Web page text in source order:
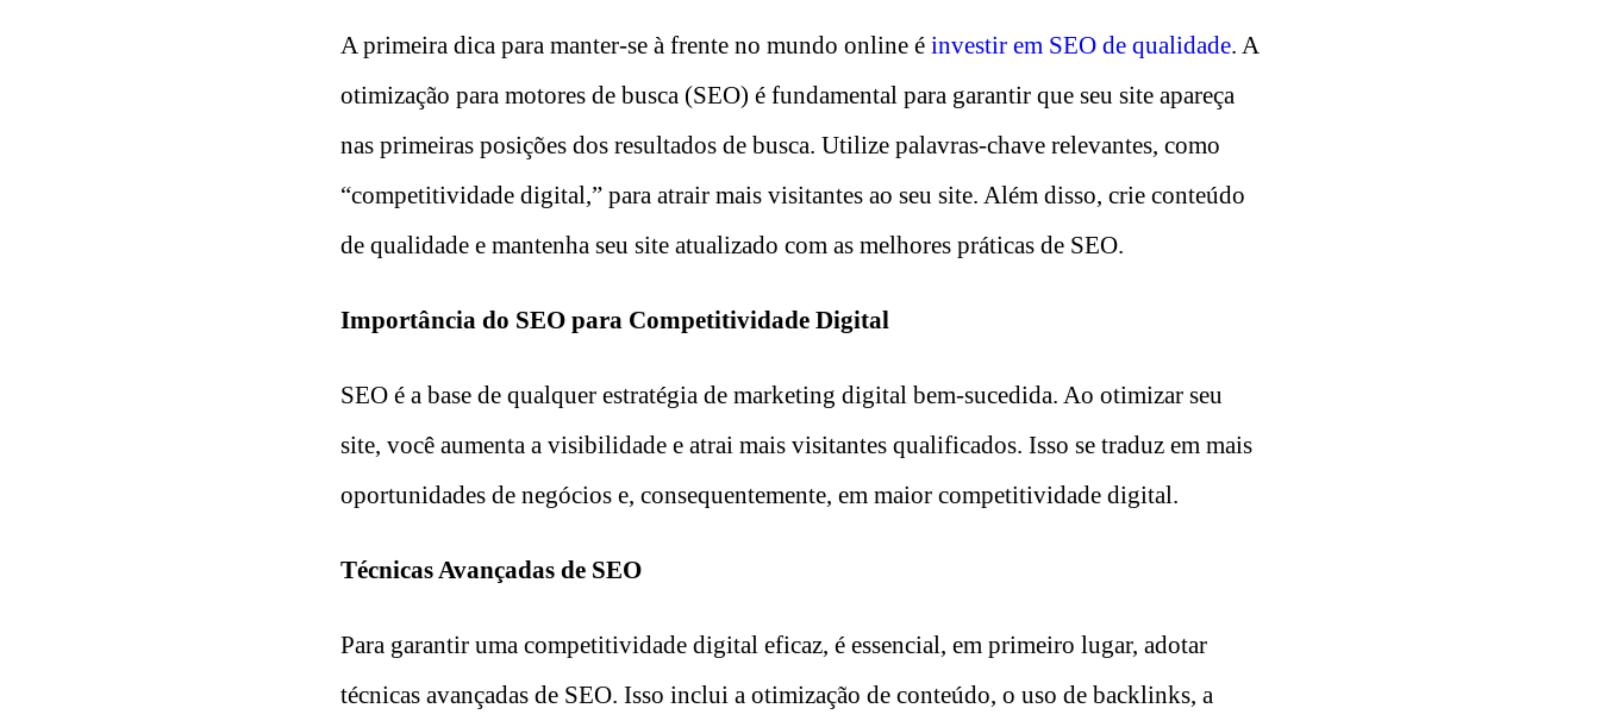
A primeira dica para manter-se à frente no mundo online é investir em SEO de qualidade. A
otimização para motores de busca (SEO) é fundamental para garantir que seu site apareça
nas primeiras posições dos resultados de busca. Utilize palavras-chave relevantes, como
“competitividade digital,” para atrair mais visitantes ao seu site. Além disso, crie conteúdo
de qualidade e mantenha seu site atualizado com as melhores práticas de SEO.
Importância do SEO para Competitividade Digital
SEO é a base de qualquer estratégia de marketing digital bem-sucedida. Ao otimizar seu
site, você aumenta a visibilidade e atrai mais visitantes qualificados. Isso se traduz em mais
oportunidades de negócios e, consequentemente, em maior competitividade digital.
Técnicas Avançadas de SEO
Para garantir uma competitividade digital eficaz, é essencial, em primeiro lugar, adotar
técnicas avançadas de SEO. Isso inclui a otimização de conteúdo, o uso de backlinks, a